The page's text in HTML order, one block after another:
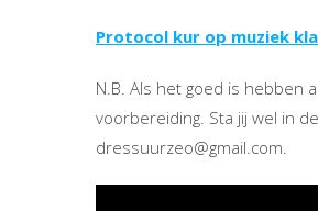
Protocol kur op muziek
N.B. Als het goed is hebben
voorbereiding. Sta jij wel in
dressuurzeo@gmail.com.